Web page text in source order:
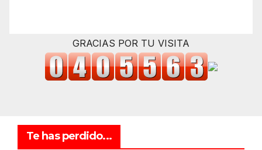
GRACIAS POR TU VISITA
Te has perdido...